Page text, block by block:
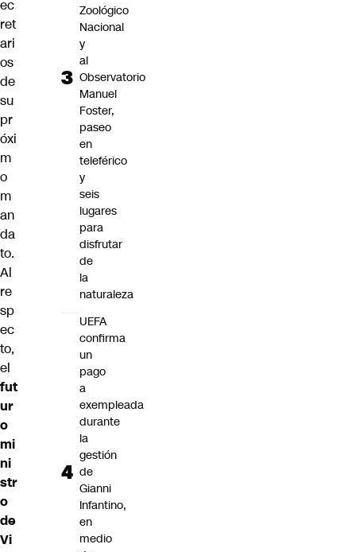
ec
ret
ari
os
de
su
pr
óxi
m
o
m
an
da
to.
Al
re
sp
ec
to,
el
fut
ur
o
mi
ni
str
o
de
Vi
Zoológico
Nacional
y
al
Observatorio
Manuel
Foster,
paseo
en
teleférico
y
seis
lugares
para
disfrutar
de
la
naturaleza
UEFA
confirma
un
pago
a
exempleada
durante
la
gestión
de
Gianni
Infantino,
en
medio